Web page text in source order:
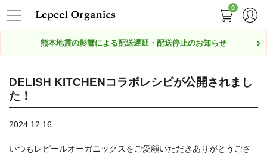
0
熊本地震の影響による配送遅延・配送停止のお知らせ
DELISH KITCHENコラボレシピが公開されまし
た！
2024.12.16
いつもレピールオーガニックスをご愛顧いただきありがとうござ